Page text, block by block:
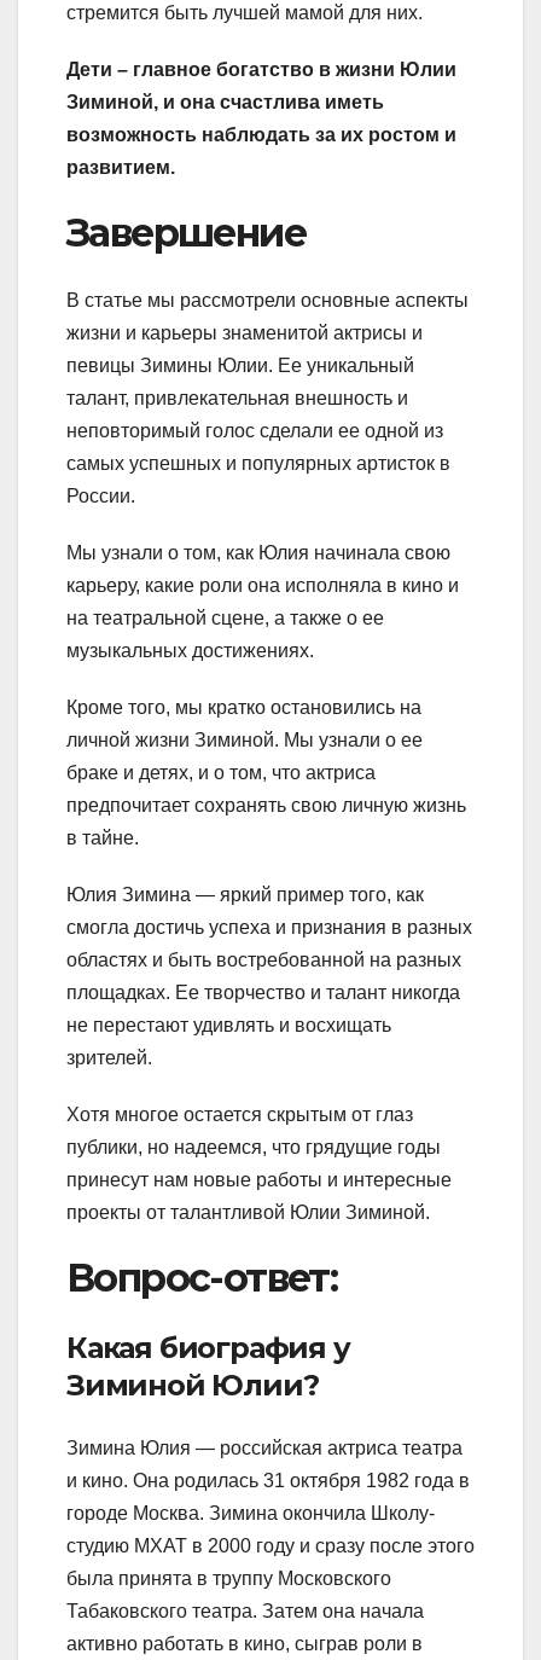
стремится быть лучшей мамой для них.
Дети – главное богатство в жизни Юлии
Зиминой, и она счастлива иметь
возможность наблюдать за их ростом и
развитием.
Завершение
В статье мы рассмотрели основные аспекты
жизни и карьеры знаменитой актрисы и
певицы Зимины Юлии. Ее уникальный
талант, привлекательная внешность и
неповторимый голос сделали ее одной из
самых успешных и популярных артисток в
России.
Мы узнали о том, как Юлия начинала свою
карьеру, какие роли она исполняла в кино и
на театральной сцене, а также о ее
музыкальных достижениях.
Кроме того, мы кратко остановились на
личной жизни Зиминой. Мы узнали о ее
браке и детях, и о том, что актриса
предпочитает сохранять свою личную жизнь
в тайне.
Юлия Зимина — яркий пример того, как
смогла достичь успеха и признания в разных
областях и быть востребованной на разных
площадках. Ее творчество и талант никогда
не перестают удивлять и восхищать
зрителей.
Хотя многое остается скрытым от глаз
публики, но надеемся, что грядущие годы
принесут нам новые работы и интересные
проекты от талантливой Юлии Зиминой.
Вопрос-ответ:
Какая биография у
Зиминой Юлии?
Зимина Юлия — российская актриса театра
и кино. Она родилась 31 октября 1982 года в
городе Москва. Зимина окончила Школу-
студию МХАТ в 2000 году и сразу после этого
была принята в труппу Московского
Табаковского театра. Затем она начала
активно работать в кино, сыграв роли в